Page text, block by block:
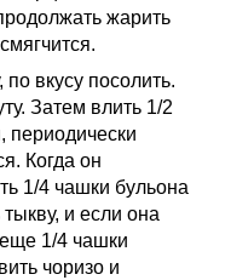
жарить
вкусу посолить.
Затем влить 1/2
периодически
Когда он
1/4 чашки бульона
и если она
1/4 чашки
чоризо и